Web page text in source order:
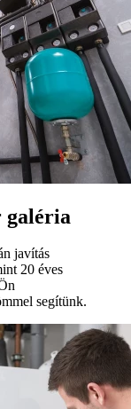
galéria
javítás
20 éves
segítünk.